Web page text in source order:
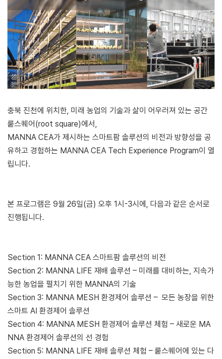
충북 진천에 위치한, 미래 농업의 기술과 삶이 어우러져 있는 공간
뤁스퀘어(root square)에서,
MANNA CEA가 제시하는 스마트팜 솔루션의 비전과 방향성을 공
유하고 경험하는 MANNA CEA Tech Experience Program이 열
립니다.
본 프로그램은 9월 26일(금) 오후 1시-3시에, 다음과 같은 순서로
진행됩니다.
Section 1: MANNA CEA 스마트팜 솔루션의 비전
Section 2: MANNA LIFE 재배 솔루션 – 미래를 대비하는, 지속가
능한 농업을 펼치기 위한 MANNA의 기술
Section 3: MANNA MESH 환경제어 솔루션 – 모든 농장을 위한
스마트 AI 환경제어 솔루션
Section 4: MANNA MESH 환경제어 솔루션 체험 – 새로운 MA
NNA 환경제어 솔루션의 선 경험
Section 5: MANNA LIFE 재배 솔루션 체험 – 뤁스퀘어에 있는 다